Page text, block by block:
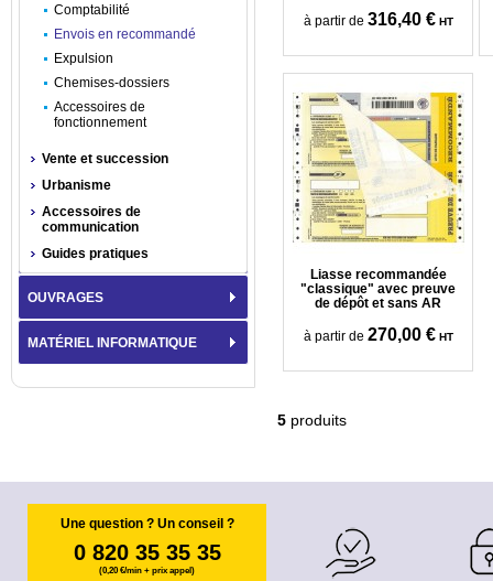
à partir de 316,40 € HT
Liasse recommandée
"classique" avec preuve
de dépôt et sans AR
à partir de 270,00 € HT
5 produits
Comptabilité
Envois en recommandé
Expulsion
Chemises-dossiers
Accessoires de
fonctionnement
Vente et succession
Urbanisme
Accessoires de
communication
Guides pratiques
OUVRAGES
MATÉRIEL INFORMATIQUE
Une question ? Un conseil ?
0 820 35 35 35
(0,20 €/min + prix appel)